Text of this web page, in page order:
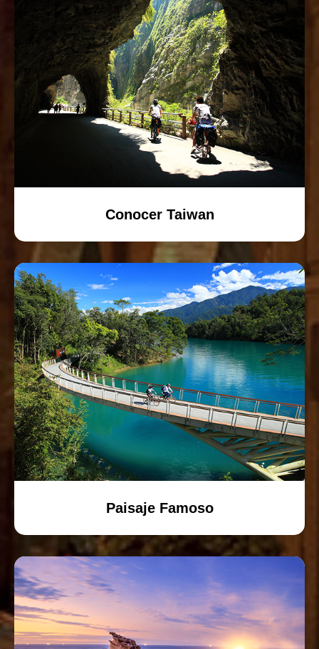
Conocer Taiwan
Paisaje Famoso